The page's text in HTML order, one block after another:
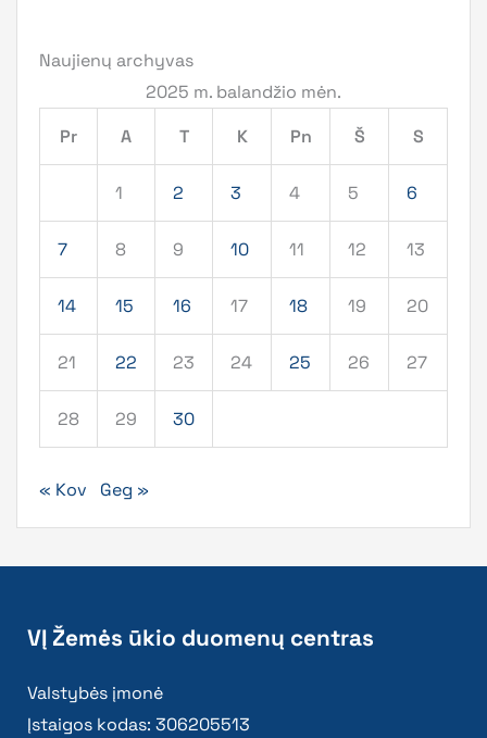
Naujienų archyvas
2025 m. balandžio mėn.
Pr
A T K Pn Š S
1 2 3 4 5 6
7 8 9 10 11 12 13
14 15 16 17 18 19 20
21 22 23 24 25 26 27
28 29 30
« Kov Geg »
VĮ Žemės ūkio duomenų centras
Valstybės įmonė
Įstaigos kodas: 306205513